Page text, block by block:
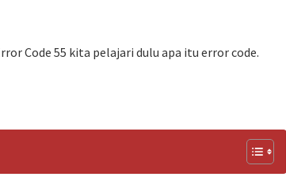
Code 55 kita pelajari dulu apa itu error code.